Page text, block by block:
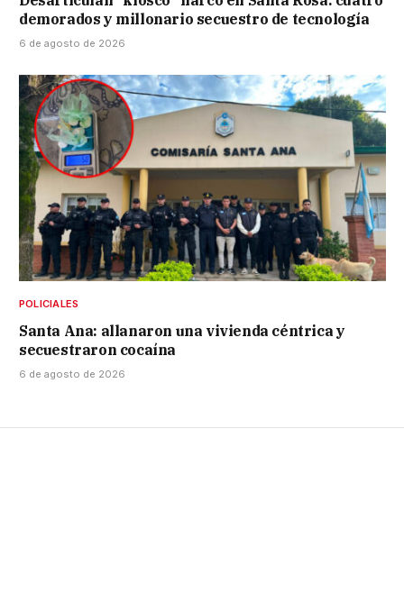
demorados y millonario secuestro de tecnología
6 de agosto de 2026
POLICIALES
Santa Ana: allanaron una vivienda céntrica y
secuestraron cocaína
6 de agosto de 2026